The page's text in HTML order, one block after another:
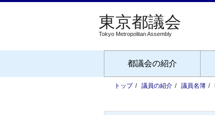
Tokyo Metropolitan Assembly
都議会の紹介
トップ 議員の紹介 議員名簿